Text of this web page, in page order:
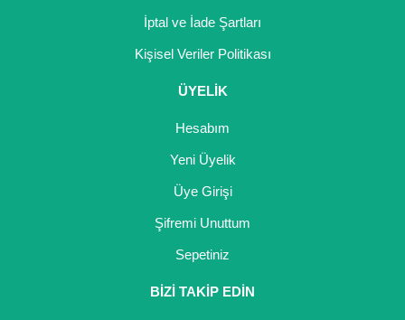
İptal ve İade Şartları
Kişisel Veriler Politikası
ÜYELİK
Hesabım
Yeni Üyelik
Üye Girişi
Şifremi Unuttum
Sepetiniz
BİZİ TAKİP EDİN